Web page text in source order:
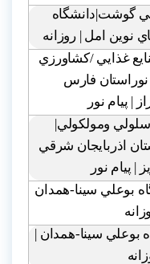
گوشت|دانشگاه
نوين امل | روزانه
غذايي /کشاورزي
نوراستان فارس
| پيام نور
ومولکولي|
اذربايجان شرقي
| پيام نور
بوعلي سينا-همدان
بوعلي سينا-همدان |